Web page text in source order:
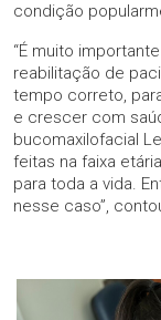
condição
“É muito
reabilitação de
tempo correto,
e crescer com
bucomaxilofacial
feitas na faixa
para toda a vida.
nesse caso”,